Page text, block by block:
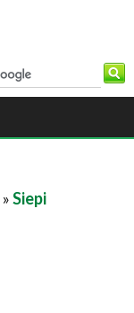
»Siepi